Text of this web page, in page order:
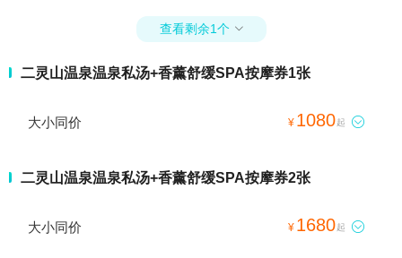
查看剩余1个 
二灵山温泉温泉私汤+香薰舒缓SPA按摩券1张
大小同价 ¥ 1080起 
二灵山温泉温泉私汤+香薰舒缓SPA按摩券2张
大小同价 ¥ 1680起 